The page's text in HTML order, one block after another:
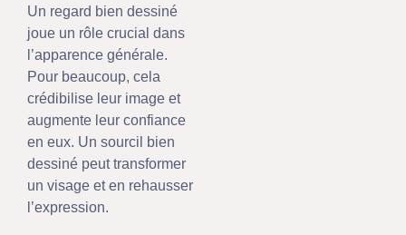
Un regard bien dessiné
joue un rôle crucial dans
l’apparence générale.
Pour beaucoup, cela
crédibilise leur image et
augmente leur confiance
en eux. Un sourcil bien
dessiné peut transformer
un visage et en rehausser
l’expression.